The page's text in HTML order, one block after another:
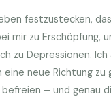
festzustecken,
mir zu Erschöpfung,
zu Depressionen.
neue Richtung zu
– und genau